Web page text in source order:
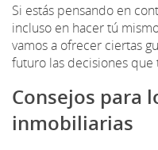
Si estás pensando en
incluso en hacer tú
vamos a ofrecer ciertas
futuro las decisiones que
Consejos para
inmobiliarias